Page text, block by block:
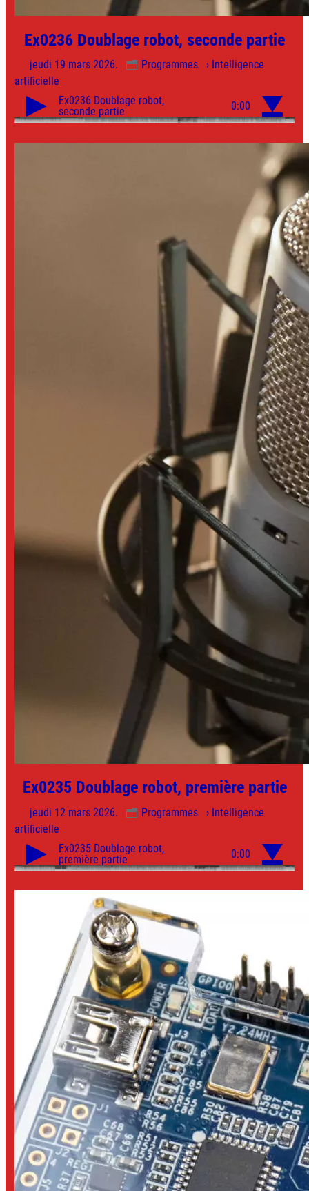
Ex0236 Doublage robot, seconde partie
jeudi 19 mars 2026. Programmes
› Intelligence
artificielle
Ex0235 Doublage robot, première partie
jeudi 12 mars 2026. Programmes
› Intelligence
artificielle